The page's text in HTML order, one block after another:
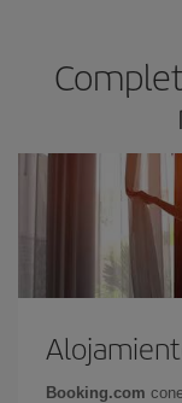
Booking.com